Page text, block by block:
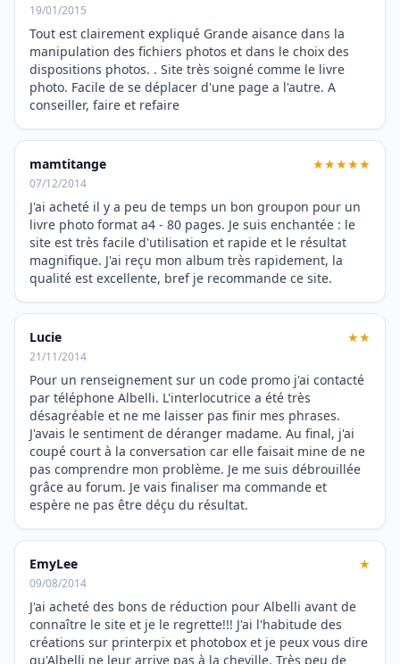
19/01/2015
Tout est clairement expliqué Grande aisance dans la
manipulation des fichiers photos et dans le choix des
dispositions photos. . Site très soigné comme le livre
photo. Facile de se déplacer d'une page a l'autre. A
conseiller, faire et refaire
mamtitange ★★★★★
07/12/2014
J'ai acheté il y a peu de temps un bon groupon pour un
livre photo format a4 - 80 pages. Je suis enchantée : le
site est très facile d'utilisation et rapide et le résultat
magnifique. J'ai reçu mon album très rapidement, la
qualité est excellente, bref je recommande ce site.
Lucie ★★
21/11/2014
Pour un renseignement sur un code promo j'ai contacté
par téléphone Albelli. L'interlocutrice a été très
désagréable et ne me laisser pas finir mes phrases.
J'avais le sentiment de déranger madame. Au final, j'ai
coupé court à la conversation car elle faisait mine de ne
pas comprendre mon problème. Je me suis débrouillée
grâce au forum. Je vais finaliser ma commande et
espère ne pas être déçu du résultat.
EmyLee ★
09/08/2014
J'ai acheté des bons de réduction pour Albelli avant de
connaître le site et je le regrette!!! J'ai l'habitude des
créations sur printerpix et photobox et je peux vous dire
qu'Albelli ne leur arrive pas à la cheville. Très peu de